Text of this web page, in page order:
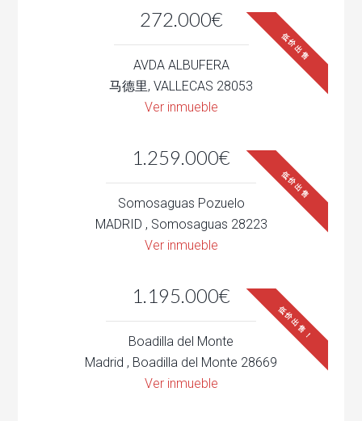
272.000€
低价出售
AVDA ALBUFERA
马德里, VALLECAS 28053
Ver inmueble
1.259.000€
低价出售
Somosaguas Pozuelo
MADRID , Somosaguas 28223
Ver inmueble
1.195.000€
低价出售！
Boadilla del Monte
Madrid , Boadilla del Monte 28669
Ver inmueble